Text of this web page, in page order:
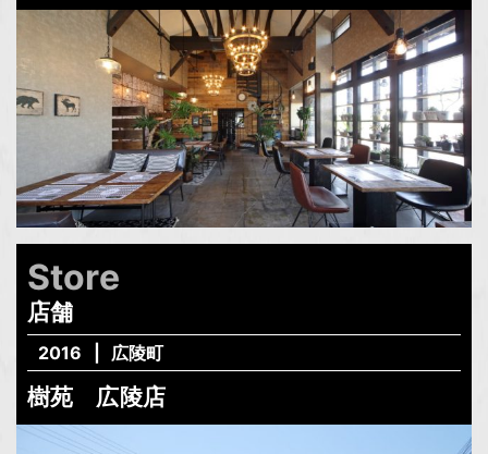
Store
店舗
2016 広陵町
樹苑 広陵店